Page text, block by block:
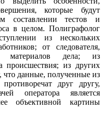
которые будут
составлении тестов и
в целом. Полиграфолог
из нескольких
от следователя,
материалов дела; из
происшествия; из других
что данные, полученные из
друг другу,
оператора является
объективной картины